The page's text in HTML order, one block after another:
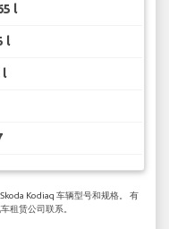
l
l
l
Kodiaq 车辆型号和规格。 有
租赁公司联系。